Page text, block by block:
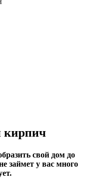
кирпич
свой дом до
займет у вас много